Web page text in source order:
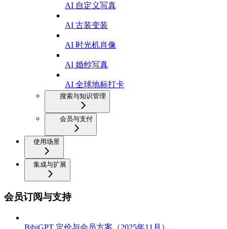
AI 自定义写真
AI 古装变装
AI 时光机肖像
AI 婚纱写真
AI 全球地标打卡
搜索与知识管理
会员与支付
使用场景
集成与扩展
会员订阅与支持